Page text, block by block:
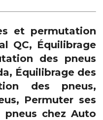
et permutation
QC, Équilibrage
des pneus
Équilibrage des
des pneus,
Permuter ses
pneus chez Auto